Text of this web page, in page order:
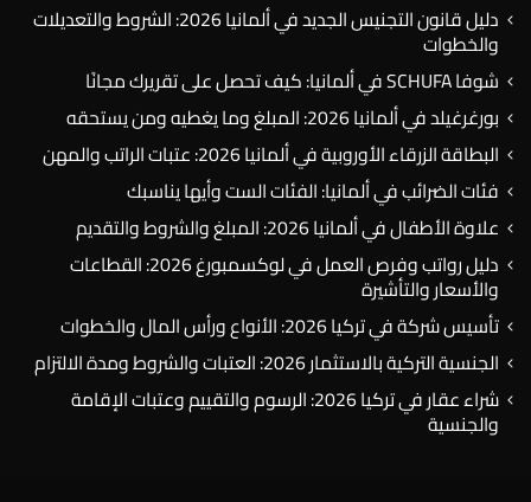
دليل قانون التجنيس الجديد في ألمانيا 2026: الشروط والتعديلات
والخطوات
شوفا SCHUFA في ألمانيا: كيف تحصل على تقريرك مجانًا
بورغرغيلد في ألمانيا 2026: المبلغ وما يغطيه ومن يستحقه
البطاقة الزرقاء الأوروبية في ألمانيا 2026: عتبات الراتب والمهن
فئات الضرائب في ألمانيا: الفئات الست وأيها يناسبك
علاوة الأطفال في ألمانيا 2026: المبلغ والشروط والتقديم
دليل رواتب وفرص العمل في لوكسمبورغ 2026: القطاعات
والأسعار والتأشيرة
تأسيس شركة في تركيا 2026: الأنواع ورأس المال والخطوات
الجنسية التركية بالاستثمار 2026: العتبات والشروط ومدة الالتزام
شراء عقار في تركيا 2026: الرسوم والتقييم وعتبات الإقامة
والجنسية